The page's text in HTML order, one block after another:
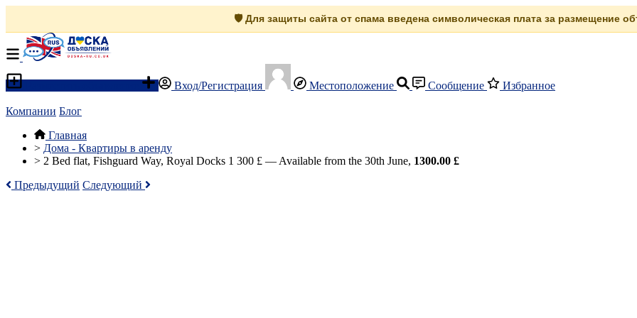
🛡️ Для защиты сайта от спама введена символическая плата за размещение
Вход/Регистрация Местоположение Сообщение Избранное
Компании Блог
Главная
> Дома - Квартиры в аренду
> 2 Bed flat, Fishguard Way, Royal Docks 1 300 £ — Available from the 30th June, 1300.00 £
Предыдущий Следующий